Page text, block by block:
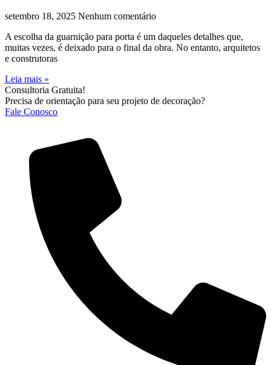
setembro 18, 2025 Nenhum comentário
A escolha da guarnição para porta é um daqueles detalhes que,
muitas vezes, é deixado para o final da obra. No entanto, arquitetos
e construtoras
Leia mais »
Consultoria Gratuita!
Precisa de orientação para seu projeto de decoração?
Fale Conosco